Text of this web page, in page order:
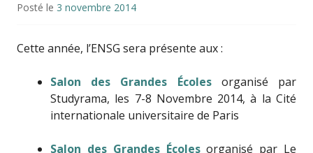
Posté le 3 novembre 2014
Cette année, l’ENSG sera présente aux :
Salon des Grandes Écolesorganisé par
Studyrama, les 7-8 Novembre 2014, à la Cité
internationale universitaire de Paris
Salon des Grandes Écoles organisé par Le